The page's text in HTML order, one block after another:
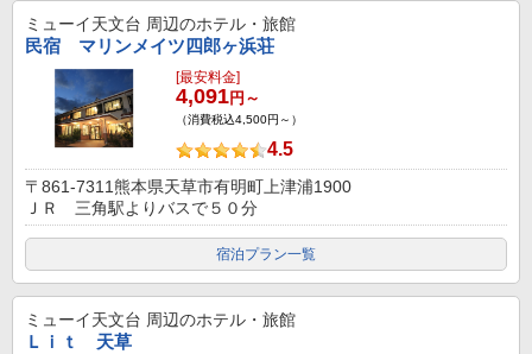
ミューイ天文台 周辺のホテル・旅館
民宿 マリンメイツ四郎ヶ浜荘
[最安料金]
4,091円～
（消費税込4,500円～）
4.5
〒861-7311熊本県天草市有明町上津浦1900
ＪＲ 三角駅よりバスで５０分
宿泊プラン一覧
ミューイ天文台 周辺のホテル・旅館
Ｌｉｔ 天草